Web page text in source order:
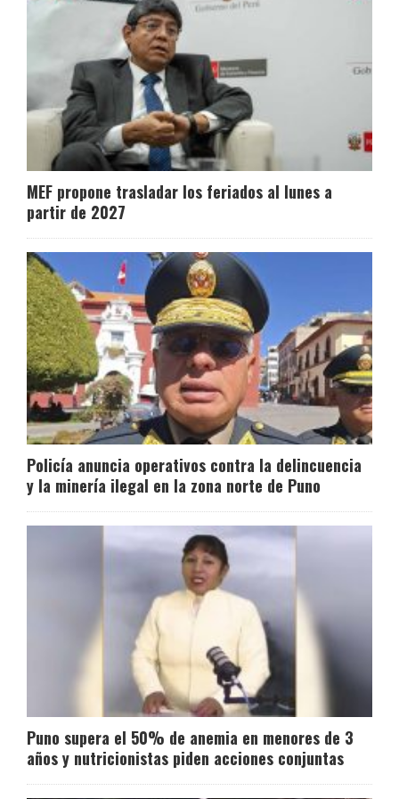
MEF propone trasladar los feriados al lunes a
partir de 2027
Policía anuncia operativos contra la delincuencia
y la minería ilegal en la zona norte de Puno
Puno supera el 50% de anemia en menores de 3
años y nutricionistas piden acciones conjuntas